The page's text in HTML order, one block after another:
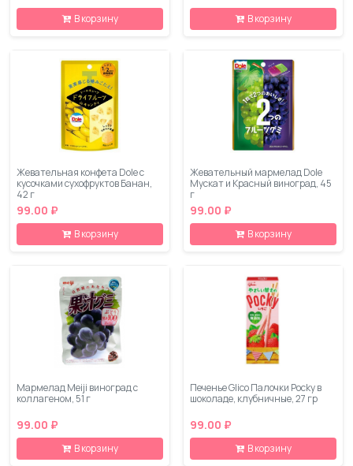
В корзину В корзину
Жевательная конфета Dole с
кусочками сухофруктов Банан,
42 г
99.00 ₽
В корзину
Жевательный мармелад Dole
Мускат и Красный виноград, 45
г
99.00 ₽
В корзину
Мармелад Meiji виноград с
коллагеном, 51 г
99.00 ₽
В корзину
Печенье Glico Палочки Pocky в
шоколаде, клубничные, 27 гр
99.00 ₽
В корзину